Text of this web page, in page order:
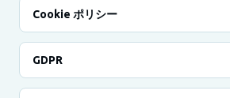
Cookie ポリシー
GDPR